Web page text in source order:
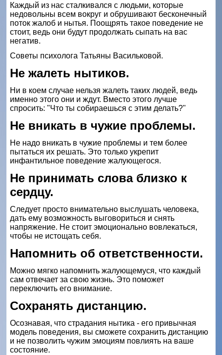
Каждый из нас сталкивался с людьми, которые
недовольны всем вокруг и обрушивают бесконечный
поток жалоб и нытья. Поощрять такое поведение не
стоит, ведь они будут продолжать сыпать на вас
негатив.
Советы психолога Татьяны Васильковой.
Не жалеть нытиков.
Ни в коем случае нельзя жалеть таких людей, ведь
именно этого они и ждут. Вместо этого лучше
спросить: "Что ты собираешься с этим делать?"
Не вникать в чужие проблемы.
Не надо вникать в чужие проблемы и тем более
пытаться их решать. Это только укрепит
инфантильное поведение жалующегося.
Не принимать слова близко к
сердцу.
Следует просто внимательно выслушать человека,
дать ему возможность выговориться и снять
напряжение. Не стоит эмоционально вовлекаться,
чтобы не истощать себя.
Напомнить об ответственности.
Можно мягко напомнить жалующемуся, что каждый
сам отвечает за свою жизнь. Это поможет
переключить его внимание.
Сохранять дистанцию.
Осознавая, что страдания нытика - его привычная
модель поведения, вы сможете сохранить дистанцию
и не позволить чужим эмоциям повлиять на ваше
состояние.